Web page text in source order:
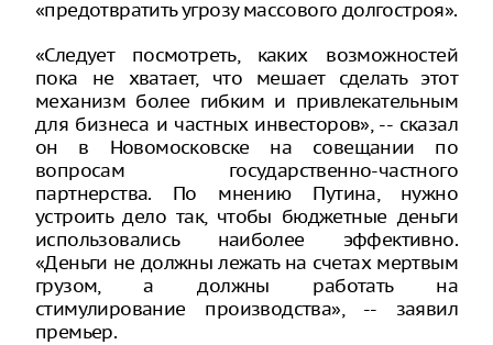
«предотвратить угрозу массового долгостроя».
«Следует посмотреть, каких возможностей
пока не хватает, что мешает сделать этот
механизм более гибким и привлекательным
для бизнеса и частных инвесторов», -- сказал
он в Новомосковске на совещании по
вопросам государственно-частного
партнерства. По мнению Путина, нужно
устроить дело так, чтобы бюджетные деньги
использовались наиболее эффективно.
«Деньги не должны лежать на счетах мертвым
грузом, а должны работать на
стимулирование производства», -- заявил
премьер.